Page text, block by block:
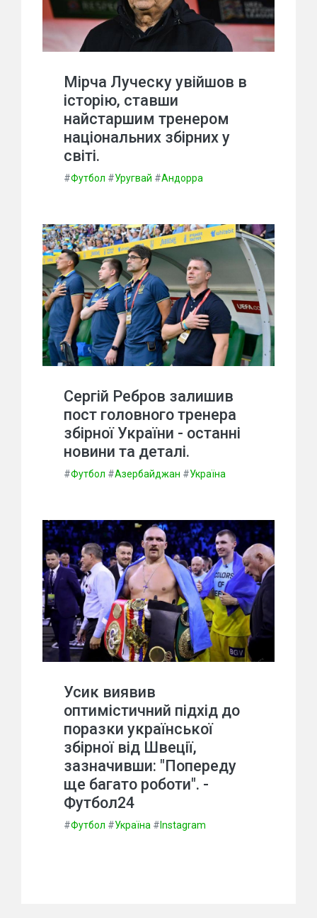
Мірча Луческу увійшов в
історію, ставши
найстаршим тренером
національних збірних у
світі.
#Футбол #Уругвай #Андорра
Сергій Ребров залишив
пост головного тренера
збірної України - останні
новини та деталі.
#Футбол #Азербайджан #Україна
Усик виявив
оптимістичний підхід до
поразки української
збірної від Швеції,
зазначивши: "Попереду
ще багато роботи". -
Футбол24
#Футбол #Україна #Instagram